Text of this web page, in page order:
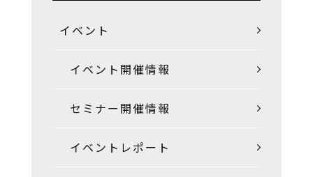
イベント
イベント開催情報
セミナー開催情報
イベントレポート